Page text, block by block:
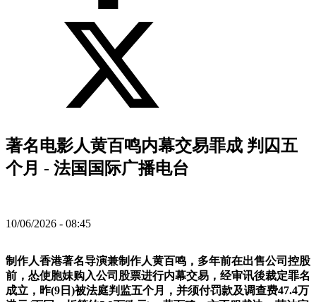
著名电影人黄百鸣内幕交易罪成 判囚五
个月 - 法国国际广播电台
10/06/2026 - 08:45
制作人香港著名导演兼制作人黄百鸣，多年前在出售公司控股
前，怂使胞妹购入公司股票进行内幕交易，经审讯後裁定罪名
成立，昨(9日)被法庭判监五个月，并须付罚款及调查费47.4万